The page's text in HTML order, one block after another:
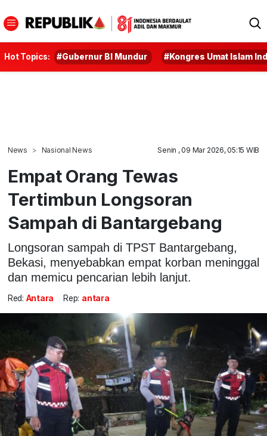
Hot Topics: #Gubernur BI Mundur #Kongres Umat Islam
News Nasional News Senin , 09 Mar 2026, 05:15 WIB
Empat Orang Tewas
Tertimbun Longsoran
Sampah di Bantargebang
Longsoran sampah di TPST Bantargebang,
Bekasi, menyebabkan empat korban meninggal
dan memicu pencarian lebih lanjut.
Red: Antara Rep: antara